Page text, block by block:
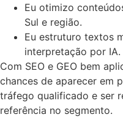
Eu otimizo
Sul e região.
Eu estruturo textos
interpretação por IA.
Com SEO e GEO bem
chances de aparecer em
tráfego qualificado e ser
referência no segmento.